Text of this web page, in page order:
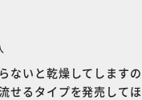
ないと乾燥してします
るタイプを発売してほ